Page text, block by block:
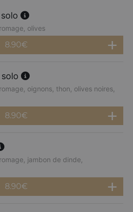
olives
8.90€
oignons, thon, olives noires,
8.90€
jambon de dinde,
8.90€